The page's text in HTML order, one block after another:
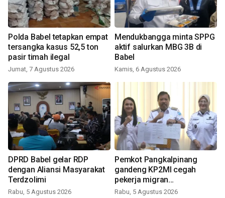
Polda Babel tetapkan empat
tersangka kasus 52,5 ton
pasir timah ilegal
Jumat, 7 Agustus 2026
Mendukbangga minta SPPG
aktif salurkan MBG 3B di
Babel
Kamis, 6 Agustus 2026
DPRD Babel gelar RDP
dengan Aliansi Masyarakat
Terdzolimi
Rabu, 5 Agustus 2026
Pemkot Pangkalpinang
gandeng KP2MI cegah
pekerja migran
nonprosedural
Rabu, 5 Agustus 2026